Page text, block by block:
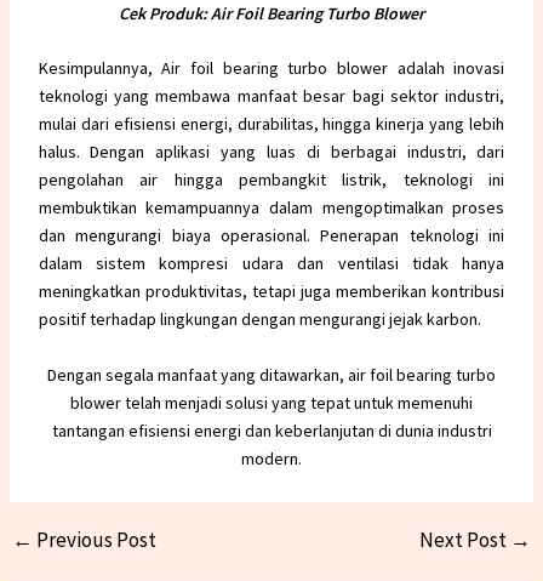
Cek Produk:Air Foil Bearing Turbo Blower
Kesimpulannya, Air foil bearing turbo blower adalah inovasi
teknologi yang membawa manfaat besar bagi sektor industri,
mulai dari efisiensi energi, durabilitas, hingga kinerja yang lebih
halus. Dengan aplikasi yang luas di berbagai industri, dari
pengolahan air hingga pembangkit listrik, teknologi ini
membuktikan kemampuannya dalam mengoptimalkan proses
dan mengurangi biaya operasional. Penerapan teknologi ini
dalam sistem kompresi udara dan ventilasi tidak hanya
meningkatkan produktivitas, tetapi juga memberikan kontribusi
positif terhadap lingkungan dengan mengurangi jejak karbon.
Dengan segala manfaat yang ditawarkan, air foil bearing turbo
blower telah menjadi solusi yang tepat untuk memenuhi
tantangan efisiensi energi dan keberlanjutan di dunia industri
modern.
← Previous Post Next Post →